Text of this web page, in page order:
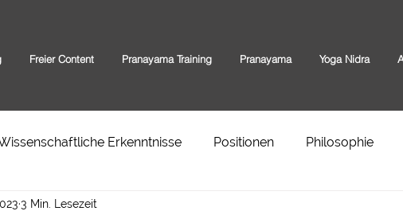
Freier Content Pranayama Training Pranayama Yoga Nidra
Erkenntnisse Positionen Philosophie
3 Min. Lesezeit